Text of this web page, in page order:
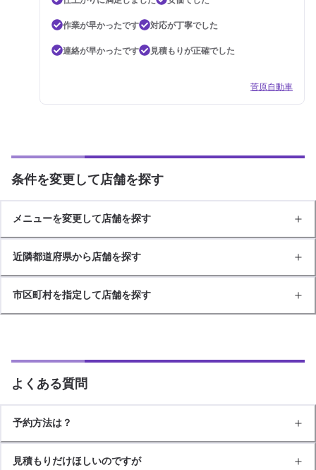
作業が早かったです
対応が丁寧でした
連絡が早かったです
見積もりが正確でした
菅原自動車
条件を変更して店舗を探す
メニューを変更して店舗を探す
近隣都道府県から店舗を探す
市区町村を指定して店舗を探す
よくある質問
予約方法は？
見積もりだけほしいのですが